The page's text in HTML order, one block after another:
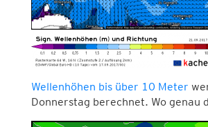
Wellenhöhen bis über 10 Meter
Donnerstag berechnet. Wo